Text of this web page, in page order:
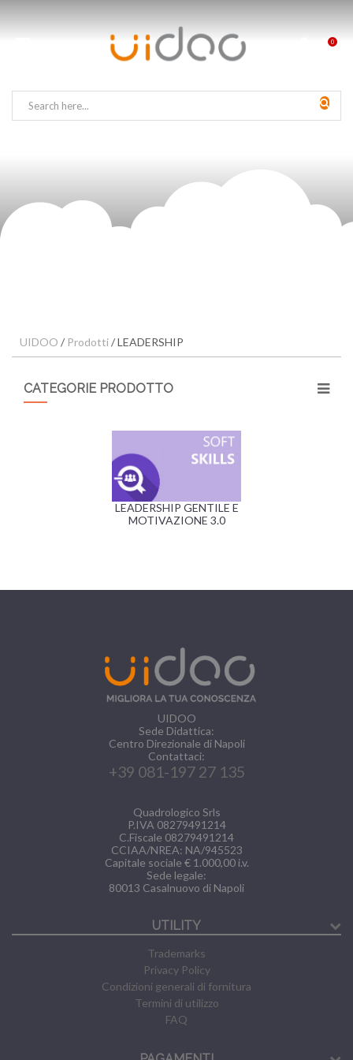
0
UIDOO / Prodotti/LEADERSHIP
CATEGORIE PRODOTTO
LEADERSHIP GENTILE E
MOTIVAZIONE 3.0
UIDOO
Sede Didattica:
Centro Direzionale di Napoli
Contattaci:
+39 081-197 27 135
Quadrologico Srls
P.IVA 08279491214
C.Fiscale 08279491214
CCIAA/NREA: NA/945523
Capitale sociale € 1.000,00 i.v.
Sede legale:
80013 Casalnuovo di Napoli
UTILITY
Trademarks
Privacy Policy
Condizioni generali di fornitura
Termini di utilizzo
FAQ